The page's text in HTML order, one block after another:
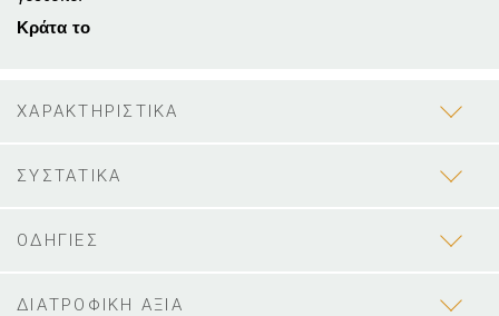
Κράτα το
ΧΑΡΑΚΤΗΡΙΣΤΙΚΑ
ΣΥΣΤΑΤΙΚΑ
ΟΔΗΓΙΕΣ
ΔΙΑΤΡΟΦΙΚΗ ΑΞΙΑ